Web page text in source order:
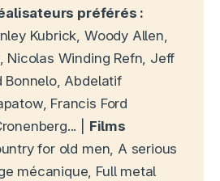
préférés :
Kubrick, Woody Allen,
Nicolas Winding Refn, Jeff
Bonnelo, Abdelatif
Francis Ford
| Films
for old men, A serious
mécanique, Full metal